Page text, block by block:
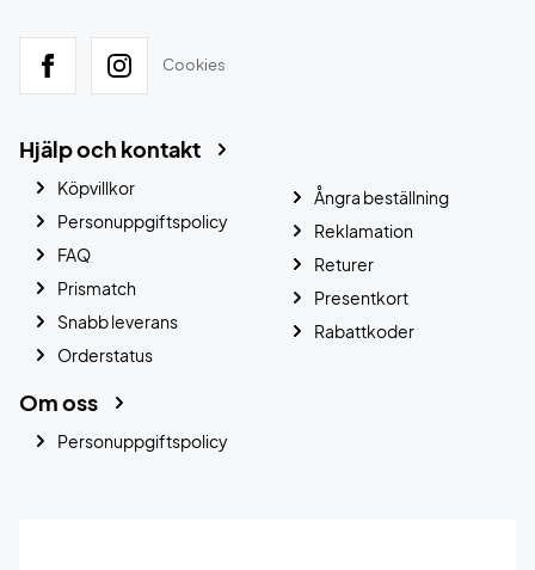
Cookies
Hjälp och kontakt
Köpvillkor
Personuppgiftspolicy
FAQ
Prismatch
Snabb leverans
Orderstatus
Ångra beställning
Reklamation
Returer
Presentkort
Rabattkoder
Om oss
Personuppgiftspolicy